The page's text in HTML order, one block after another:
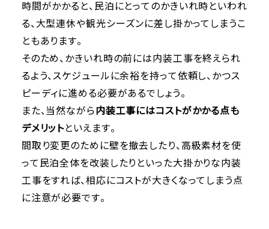
時間がかかると、民泊にとってのかきいれ時といわれ
る、大型連休や観光シーズンに差し掛かってしまうこ
ともあります。
そのため、かきいれ時の前には内装工事を終えられ
るよう、スケジュールに余裕を持って依頼し、かつス
ピーディに進める必要があるでしょう。
また、当然ながら内装工事にはコストがかかる点も
デメリットといえます。
間取り変更のために壁を撤去したり、高級素材を使
って民泊全体を改装したりといった大掛かりな内装
工事をすれば、相応にコストが大きくなってしまう点
に注意が必要です。